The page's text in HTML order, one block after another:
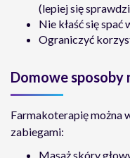
(lepiej się
Nie kłaść się spać
Ograniczyć
Domowe sposoby
Farmakoterapię można
zabiegami:
Masaż skóry